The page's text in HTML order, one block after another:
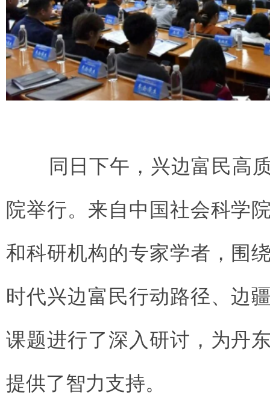
同日下午，兴边富民高质
院举行。来自中国社会科学
和科研机构的专家学者，围
时代兴边富民行动路径、边
课题进行了深入研讨，为丹
提供了智力支持。